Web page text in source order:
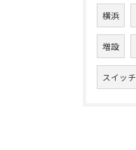
横浜
増設
スイッチ